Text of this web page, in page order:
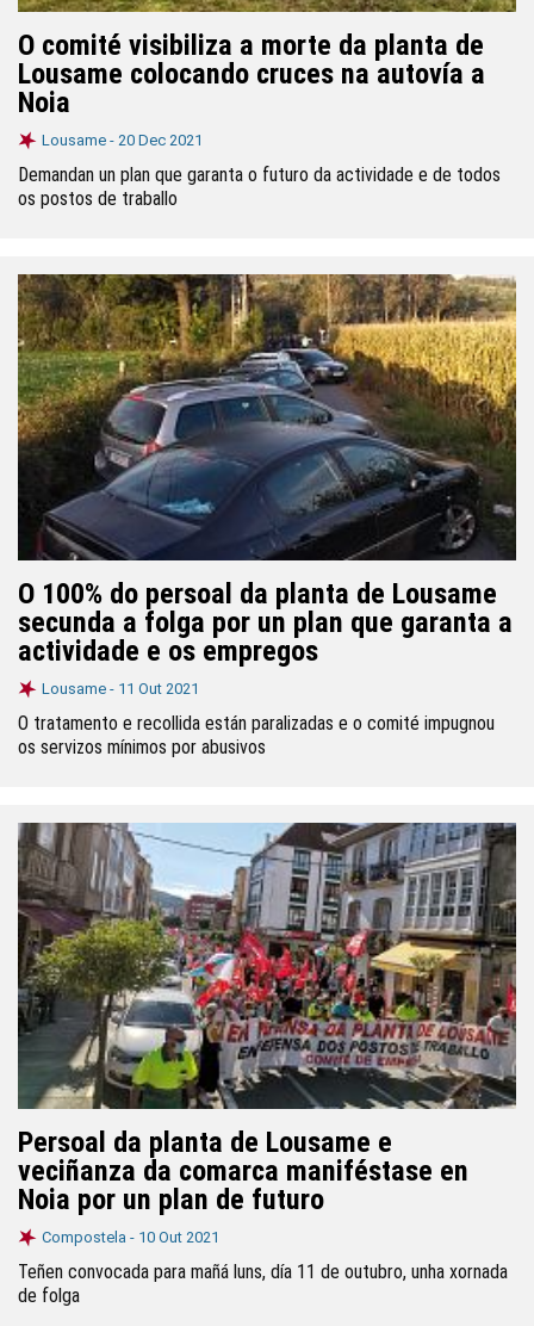
O comité visibiliza a morte da planta de
Lousame colocando cruces na autovía a
Noia
Lousame - 20 Dec 2021
Demandan un plan que garanta o futuro da actividade e de todos
os postos de traballo
O 100% do persoal da planta de Lousame
secunda a folga por un plan que garanta a
actividade e os empregos
Lousame - 11 Out 2021
O tratamento e recollida están paralizadas e o comité impugnou
os servizos mínimos por abusivos
Persoal da planta de Lousame e
veciñanza da comarca maniféstase en
Noia por un plan de futuro
Compostela - 10 Out 2021
Teñen convocada para mañá luns, día 11 de outubro, unha xornada
de folga